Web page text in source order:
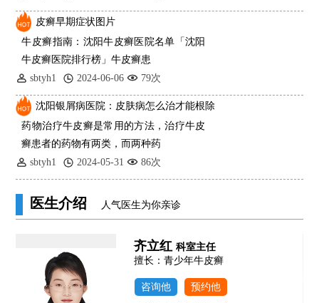
皮癣早期症状图片
牛皮癣指南：沈阳牛皮癣医院名单「沈阳
牛皮癣医院排行榜」牛皮癣患
sbtyh1
2024-06-06 79次
沈阳银屑病医院：皮肤病怎么治才能根除
药物治疗牛皮癣是常用的方法，治疗牛皮
癣患者的药物有两类，而两种药
sbtyh1
2024-05-31 86次
医生介绍 人气医生为你亲诊
齐立红 科室主任
擅长：青少年牛皮癣
咨询他 预约他